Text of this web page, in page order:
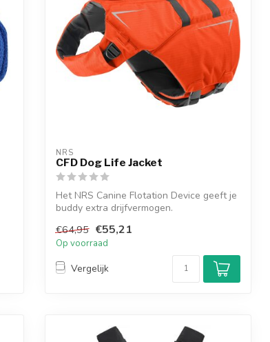
NRS
CFD Dog Life Jacket
Het NRS Canine Flotation Device geeft je
buddy extra drijfvermogen.
€64,95 €55,21
Op voorraad
Vergelijk